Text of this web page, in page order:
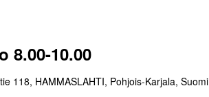
8.00-10.00
118, HAMMASLAHTI, Pohjois-Karjala, Suomi